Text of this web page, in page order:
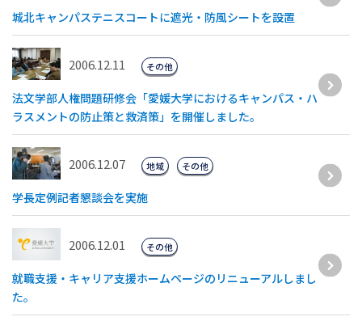
城北キャンパステニスコートに遮光・防風シートを設置
2006.12.11
法文学部人権問題研修会「愛媛大学におけるキャンパス・ハ
ラスメントの防止策と救済策」を開催しました。
その他
2006.12.07
学長定例記者懇談会を実施
地域 その他
2006.12.01
就職支援・キャリア支援ホームページのリニューアルしまし
た。
その他